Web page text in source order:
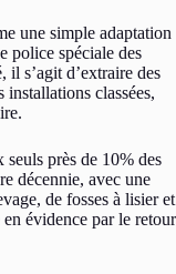
une simple adaptation
police spéciale des
s’agit d’extraire des
classées,
seuls près de 10% des
décennie, avec une
de fosses à lisier et
en évidence par le retour